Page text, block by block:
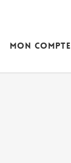
Mon compte